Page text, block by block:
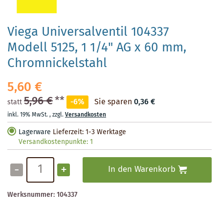
Viega Universalventil 104337
Modell 5125, 1 1/4" AG x 60 mm,
Chromnickelstahl
5,60 €
statt5,96 €** -6% Sie sparen 0,36 €
inkl. 19% MwSt.,zzgl.Versandkosten
Lagerware Lieferzeit: 1-3 Werktage
Versandkostenpunkte:1
- + In den Warenkorb
Werksnummer:104337